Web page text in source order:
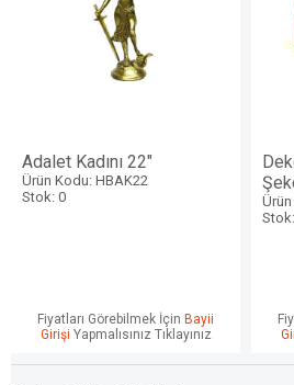
Adalet Kadını 22"
Ürün Kodu: HBAK22
Stok: 0
Fiyatları Görebilmek İçin Bayii
Girişi Yapmalısınız Tıklayınız